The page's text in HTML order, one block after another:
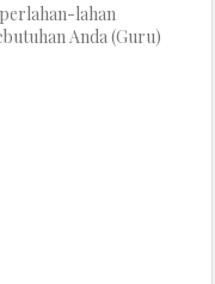
lahan
Anda (Guru)